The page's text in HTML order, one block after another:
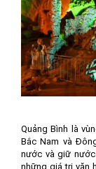
Quảng Bình là
Bắc Nam và
nước và giữ
những giá trị văn